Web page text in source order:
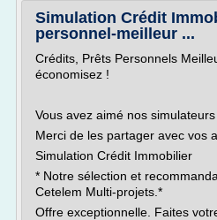
Simulation Crédit
personnel-meilleur ...
Crédits, Prêts Personnels
économisez !
Vous avez aimé nos
Merci de les partager avec vos
Simulation Crédit Immobilier
* Notre sélection et
Cetelem Multi-projets.*
Offre exceptionnelle. Faites